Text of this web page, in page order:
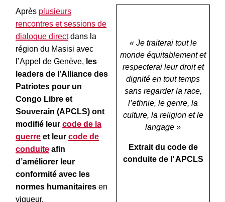
Après plusieurs
rencontres et sessions de
dialogue directdans la
région du Masisi avec
l’Appel de Genève, les
leaders de l’Alliance des
Patriotes pour un
Congo Libre et
Souverain (APCLS) ont
modifié leur code de la
guerre et leur code de
conduite afin
d’améliorer leur
conformité avec les
normes humanitaires en
vigueur.
« Je traiterai tout le
monde équitablement et
respecterai leur droit et
dignité en tout temps
sans regarder la race,
l’ethnie, le genre, la
culture, la religion et le
langage »
Extrait du code de
conduite de l’ APCLS